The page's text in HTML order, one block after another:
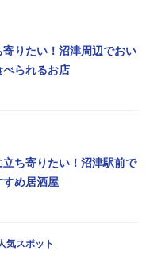
りたい！沼津周辺でおい
べられるお店
ち寄りたい！沼津駅前で
すめ居酒屋
気スポット